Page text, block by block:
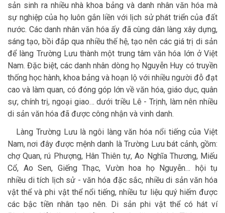
sản sinh ra nhiều nhà khoa bảng và danh nhân văn hóa mà
sự nghiệp của họ luôn gắn liền với lịch sử phát triển của đất
nước. Các danh nhân văn hóa ấy đã cùng dân làng xây dựng,
sáng tạo, bồi đắp qua nhiều thế hệ, tạo nên các giá trị di sản
để làng Trường Lưu thành một trung tâm văn hóa lớn ở Việt
Nam. Đặc biệt, các danh nhân dòng họ Nguyễn Huy có truyền
thống học hành, khoa bảng và hoạn lộ với nhiều người đỗ đạt
cao và làm quan, có đóng góp lớn về văn hóa, giáo dục, quân
sự, chính trị, ngoại giao… dưới triều Lê - Trịnh, làm nên nhiều
di sản văn hóa đã được công nhận và vinh danh.
Làng Trường Lưu là ngôi làng văn hóa nổi tiếng của Việt
Nam, nơi đây được mệnh danh là Trường Lưu bát cảnh, gồm:
chợ Quan, rú Phượng, Hân Thiên tự, Ao Nghĩa Thương, Miếu
Cổ, Ao Sen, Giếng Thạc, Vườn hoa họ Nguyễn… hội tụ
nhiều di tích lịch sử - văn hóa đặc sắc, nhiều di sản văn hóa
vật thể và phi vật thể nổi tiếng, nhiều tư liệu quý hiếm được
các bậc tiền nhân tạo nên. Di sản phi vật thể có hát ví